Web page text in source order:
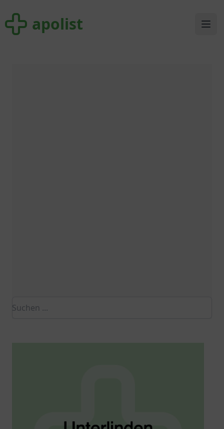
apolist apolist